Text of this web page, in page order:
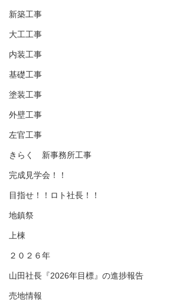
新築工事
大工工事
内装工事
基礎工事
塗装工事
外壁工事
左官工事
きらく 新事務所工事
完成見学会！！
目指せ！！ロト社長！！
地鎮祭
上棟
２０２６年
山田社長『2026年目標』の進捗報告
売地情報